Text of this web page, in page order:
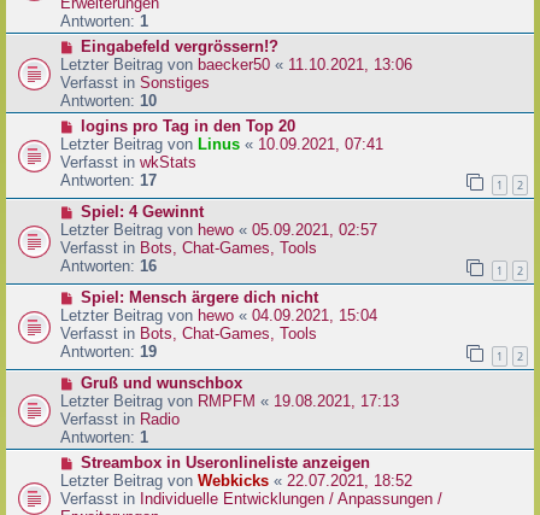
t
r
a
g
r
B
e
i
t
r
a
g
Antworten: 1
N
e
u
e
r
B
e
i
t
a
g
Eingabefeld vergrössern!?
Letzter Beitrag von baecker50 « 11.10.2021, 13:06
Verfasst in Sonstiges
Antworten: 10
N
e
u
e
r
B
e
i
t
r
a
g
logins pro Tag in den Top 20
Letzter Beitrag von Linus « 10.09.2021, 07:41
Verfasst in wkStats
Antworten: 17 1 2
N
e
u
e
r
B
e
i
t
r
a
g
Spiel: 4 Gewinnt
Letzter Beitrag von hewo « 05.09.2021, 02:57
Verfasst in Bots, Chat-Games, Tools
Antworten: 16 1 2
N
e
u
e
r
B
e
i
t
a
g
Spiel: Mensch ärgere dich nicht
Letzter Beitrag von hewo « 04.09.2021, 15:04
Verfasst in Bots, Chat-Games, Tools
Antworten: 19 1 2
N
e
u
e
r
B
e
i
Gruß und wunschbox
Letzter Beitrag von RMPFM « 19.08.2021, 17:13
Verfasst in Radio
Antworten: 1
N
e
u
Streambox in Useronlineliste anzeigen
Letzter Beitrag von Webkicks « 22.07.2021, 18:52
Verfasst in Individuelle Entwicklungen / Anpassungen /